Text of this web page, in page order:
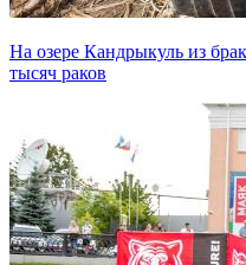
На озере Кандрыкуль из
тысяч раков